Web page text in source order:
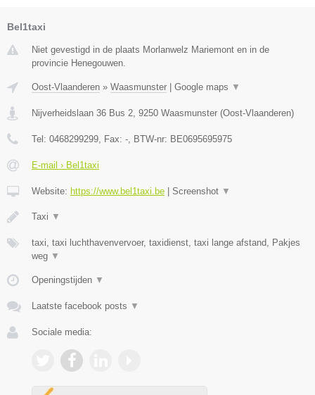
Bel1taxi
Niet gevestigd in de plaats Morlanwelz Mariemont en in de
provincie Henegouwen.
Oost-Vlaanderen » Waasmunster Google maps ▼
Nijverheidslaan 36 Bus 2 9250 Waasmunster (Oost-Vlaanderen)
Tel: 0468299299 , Fax: - , BTW-nr: BE0695695975
E-mail › Bel1taxi
Website: https://www.bel1taxi.be Screenshot ▼
Taxi ▼
taxi, taxi luchthavenvervoer, taxidienst, taxi lange afstand, Pakjes
weg ▼
Openingstijden ▼
Laatste facebook posts ▼
Sociale media: